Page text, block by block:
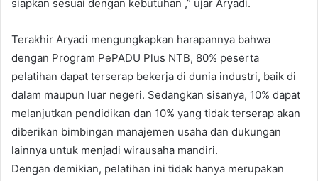
siapkan sesuai dengan kebutuhan ,” ujar Aryadi.
Terakhir Aryadi mengungkapkan harapannya bahwa
dengan Program PePADU Plus NTB, 80% peserta
pelatihan dapat terserap bekerja di dunia industri, baik di
dalam maupun luar negeri. Sedangkan sisanya, 10% dapat
melanjutkan pendidikan dan 10% yang tidak terserap akan
diberikan bimbingan manajemen usaha dan dukungan
lainnya untuk menjadi wirausaha mandiri.
Dengan demikian, pelatihan ini tidak hanya merupakan